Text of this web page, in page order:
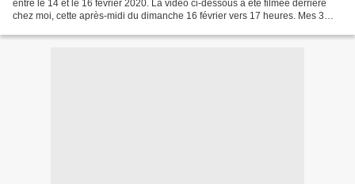
entre le 14 et le 16 février 2020. La vidéo ci-dessous a été filmée derrière
chez moi, cette après-midi du dimanche 16 février vers 17 heures. Mes 3